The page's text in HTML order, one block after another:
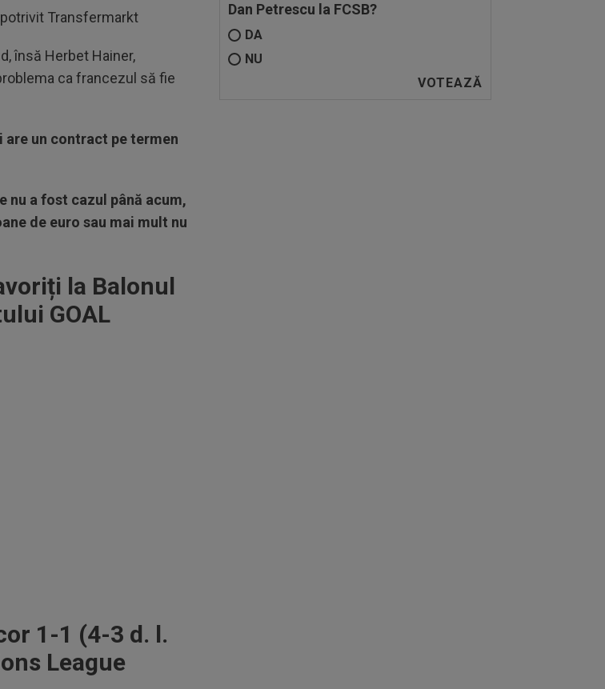
Transfermarkt
însă Herbet Hainer,
ca francezul să fie
are un contract pe termen
nu a fost cazul până acum,
de euro sau mai mult nu
la Balonul
GOAL
1-1 (4-3 d. l.
League
Dan Petrescu la FCSB?
DA
NU